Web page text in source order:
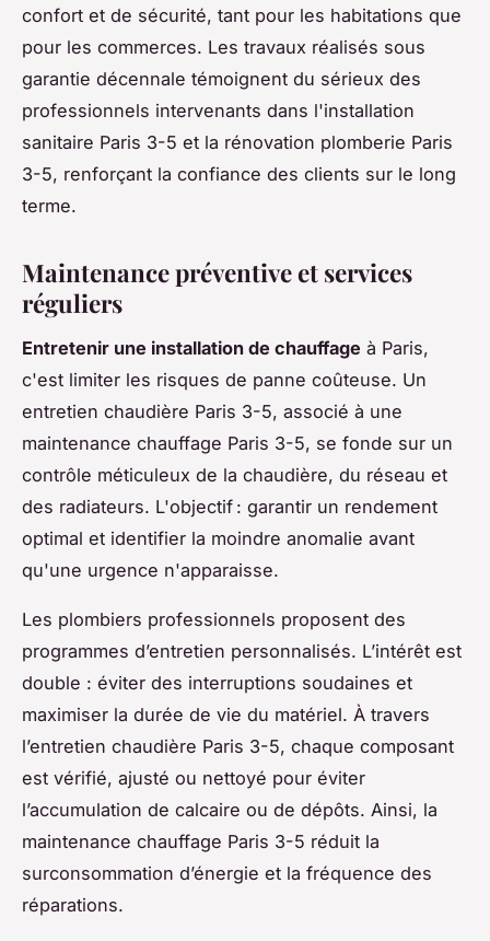
confort et de sécurité, tant pour les habitations que
pour les commerces. Les travaux réalisés sous
garantie décennale témoignent du sérieux des
professionnels intervenants dans l'installation
sanitaire Paris 3-5 et la rénovation plomberie Paris
3-5, renforçant la confiance des clients sur le long
terme.
Maintenance préventive et services
réguliers
Entretenir une installation de chauffage à Paris,
c'est limiter les risques de panne coûteuse. Un
entretien chaudière Paris 3-5, associé à une
maintenance chauffage Paris 3-5, se fonde sur un
contrôle méticuleux de la chaudière, du réseau et
des radiateurs. L'objectif : garantir un rendement
optimal et identifier la moindre anomalie avant
qu'une urgence n'apparaisse.
Les plombiers professionnels proposent des
programmes d’entretien personnalisés. L’intérêt est
double : éviter des interruptions soudaines et
maximiser la durée de vie du matériel. À travers
l’entretien chaudière Paris 3-5, chaque composant
est vérifié, ajusté ou nettoyé pour éviter
l’accumulation de calcaire ou de dépôts. Ainsi, la
maintenance chauffage Paris 3-5 réduit la
surconsommation d’énergie et la fréquence des
réparations.